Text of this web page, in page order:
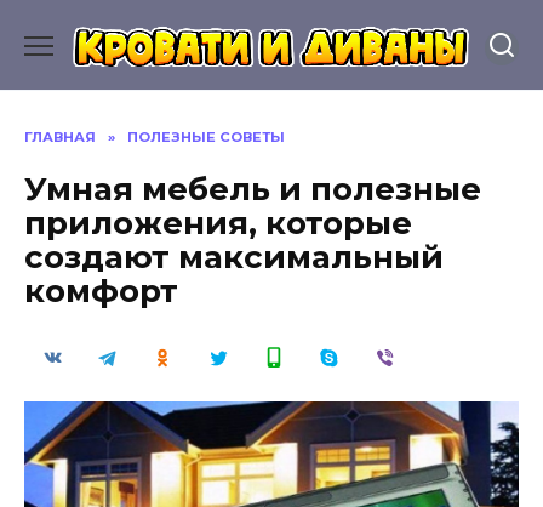
содержанию
ГЛАВНАЯ » ПОЛЕЗНЫЕ СОВЕТЫ
Умная мебель и полезные
приложения, которые
создают максимальный
комфорт